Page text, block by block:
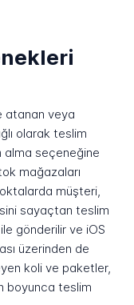
atanan veya
olarak teslim
alma seçeneğine
mağazaları
müşteri,
sayaçtan teslim
gönderilir ve iOS
üzerinden de
koli ve paketler,
boyunca teslim